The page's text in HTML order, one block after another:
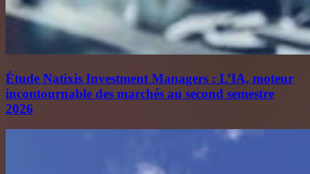
Étude Natixis Investment Managers : L’IA, moteur
incontournable des marchés au second semestre
2026